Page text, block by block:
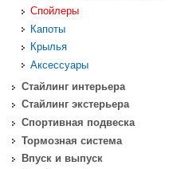
Спойлеры
Капоты
Крылья
Аксессуары
Стайлинг интерьера
Стайлинг экстерьера
Спортивная подвеска
Тормозная система
Впуск и выпуск